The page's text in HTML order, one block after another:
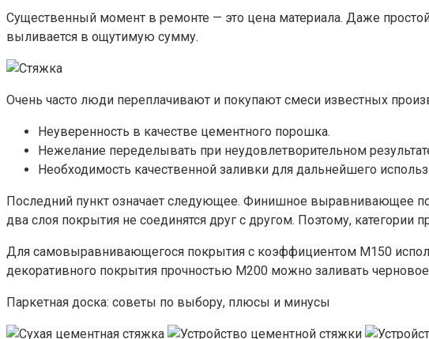
Существенный момент в ремонте — это цена материала. Даже
выливается в ощутимую сумму.
Очень часто люди переплачивают и покупают смеси известных
Неуверенность в качестве цементного порошка.
Нежелание переделывать при неудовлетворительном
Необходимость качественной заливки для дальнейшего
Последний пункт означает следующее. Финишное выравнивающее
два слоя покрытия не соединятся друг с другом. Поэтому, категории
Для самовыравнивающегося покрытия с коэффициентом М150
декоративного покрытия прочностью М200 можно заливать
Паркетная доска: советы по выбору, плюсы и минусы